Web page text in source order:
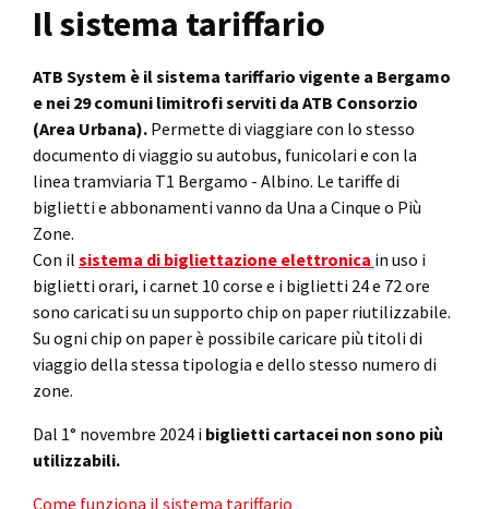
Il sistema tariffario
ATB System è il sistema tariffario vigente a Bergamo
e nei 29 comuni limitrofi serviti da ATB Consorzio
(Area Urbana). Permette di viaggiare con lo stesso
documento di viaggio su autobus, funicolari e con la
linea tramviaria T1 Bergamo - Albino. Le tariffe di
biglietti e abbonamenti vanno da Una a Cinque o Più
Zone.
Con il sistema di bigliettazione elettronica in uso i
biglietti orari, i carnet 10 corse e i biglietti 24 e 72 ore
sono caricati su un supporto chip on paper riutilizzabile.
Su ogni chip on paper è possibile caricare più titoli di
viaggio della stessa tipologia e dello stesso numero di
zone.
Dal 1° novembre 2024 i biglietti cartacei non sono più
utilizzabili.
Come funziona il sistema tariffario